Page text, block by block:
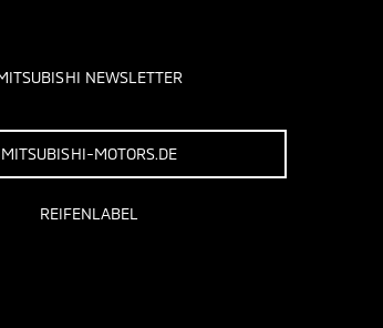
NEWSLETTER
MITSUBISHI-MOTORS.DE
REIFENLABEL